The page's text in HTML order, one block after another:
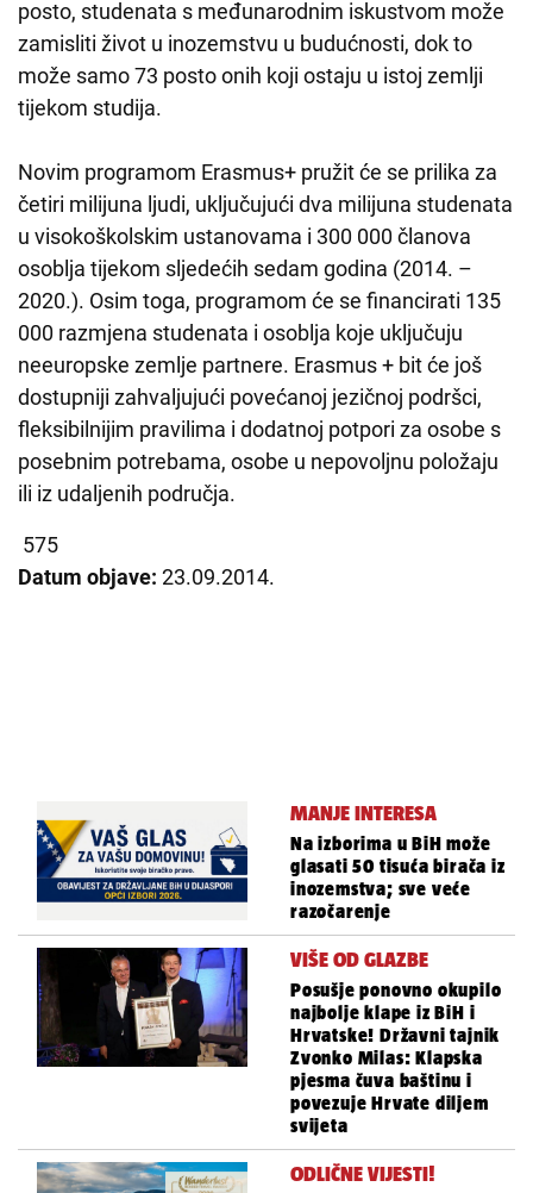
posto, studenata s međunarodnim iskustvom može
zamisliti život u inozemstvu u budućnosti, dok to
može samo 73 posto onih koji ostaju u istoj zemlji
tijekom studija.
Novim programom Erasmus+ pružit će se prilika za
četiri milijuna ljudi, uključujući dva milijuna studenata
u visokoškolskim ustanovama i 300 000 članova
osoblja tijekom sljedećih sedam godina (2014. –
2020.). Osim toga, programom će se financirati 135
000 razmjena studenata i osoblja koje uključuju
neeuropske zemlje partnere. Erasmus + bit će još
dostupniji zahvaljujući povećanoj jezičnoj podršci,
fleksibilnijim pravilima i dodatnoj potpori za osobe s
posebnim potrebama, osobe u nepovoljnu položaju
ili iz udaljenih područja.
575
Datum objave: 23.09.2014.
MANJE INTERESA
Na izborima u BiH može
glasati 50 tisuća birača iz
inozemstva; sve veće
razočarenje
VIŠE OD GLAZBE
Posušje ponovno okupilo
najbolje klape iz BiH i
Hrvatske! Državni tajnik
Zvonko Milas: Klapska
pjesma čuva baštinu i
povezuje Hrvate diljem
svijeta
ODLIČNE VIJESTI!